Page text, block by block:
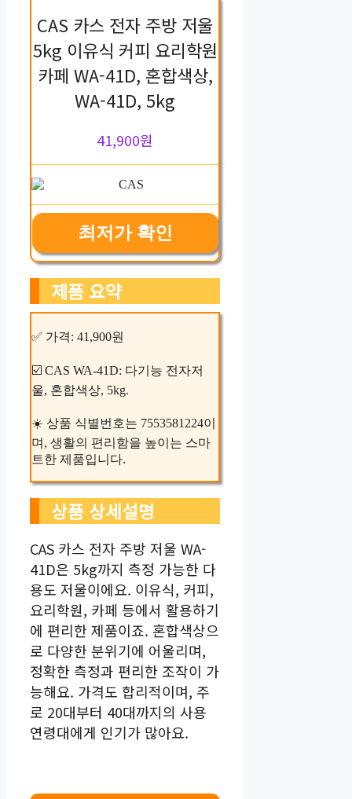
CAS 카스 전자 주방 저울
5kg 이유식 커피 요리학원
카페 WA-41D, 혼합색상,
WA-41D, 5kg
41,900원
최저가 확인
제품 요약
✅ 가격: 41,900원
☑️ CAS WA-41D: 다기능 전자저
울, 혼합색상, 5kg.
☀️ 상품 식별번호는 7553581224이
며, 생활의 편리함을 높이는 스마
트한 제품입니다.
상품 상세설명
CAS 카스 전자 주방 저울 WA-
41D은 5kg까지 측정 가능한 다
용도 저울이에요. 이유식, 커피,
요리학원, 카페 등에서 활용하기
에 편리한 제품이죠. 혼합색상으
로 다양한 분위기에 어울리며,
정확한 측정과 편리한 조작이 가
능해요. 가격도 합리적이며, 주
로 20대부터 40대까지의 사용
연령대에게 인기가 많아요.